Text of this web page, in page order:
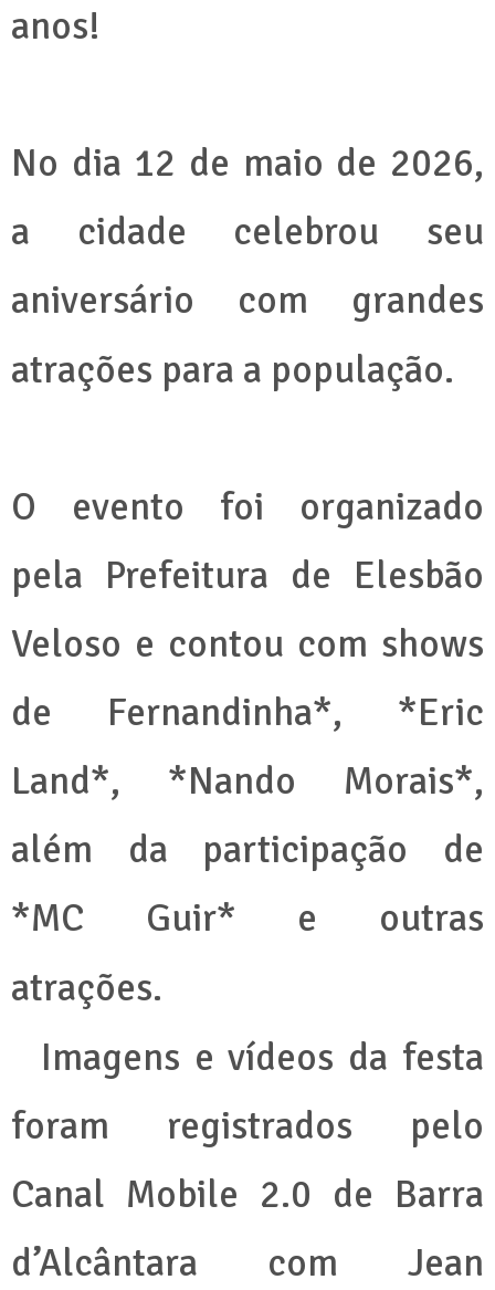
anos!
No dia 12 de maio de 2026,
a cidade celebrou seu
aniversário com grandes
atrações para a população.
O evento foi organizado
pela Prefeitura de Elesbão
Veloso e contou com shows
de Fernandinha*, *Eric
Land*, *Nando Morais*,
além da participação de
*MC Guir* e outras
atrações.
Imagens e vídeos da festa
foram registrados pelo
Canal Mobile 2.0 de Barra
d’Alcântara com Jean